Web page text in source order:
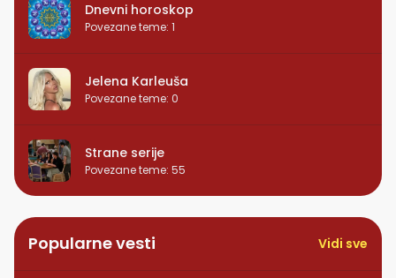
Dnevni horoskop
Povezane teme: 1
Jelena Karleuša
Povezane teme: 0
Strane serije
Povezane teme: 55
Popularne vesti Vidi sve